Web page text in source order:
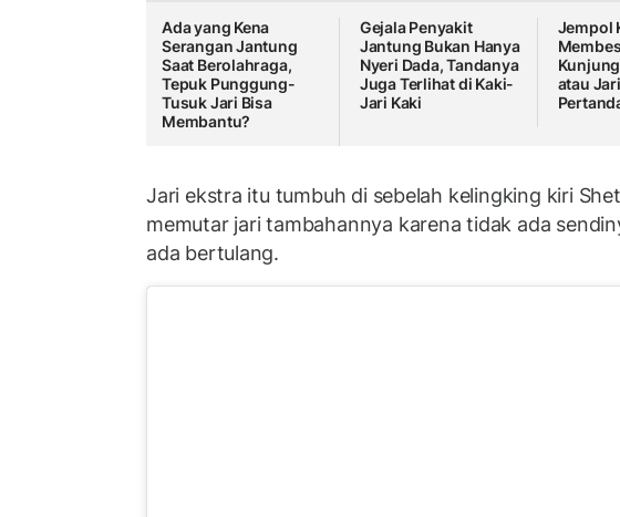
Ada yang Kena
Serangan Jantung
Saat Berolahraga,
Tepuk Punggung-
Tusuk Jari Bisa
Membantu?
Gejala Penyakit
Jantung Bukan Hanya
Nyeri Dada, Tandanya
Juga Terlihat di Kaki-
Jari Kaki
Jempol
atau
Jari ekstra itu tumbuh di sebelah kelingking kiri
memutar jari tambahannya karena tidak ada
ada bertulang.